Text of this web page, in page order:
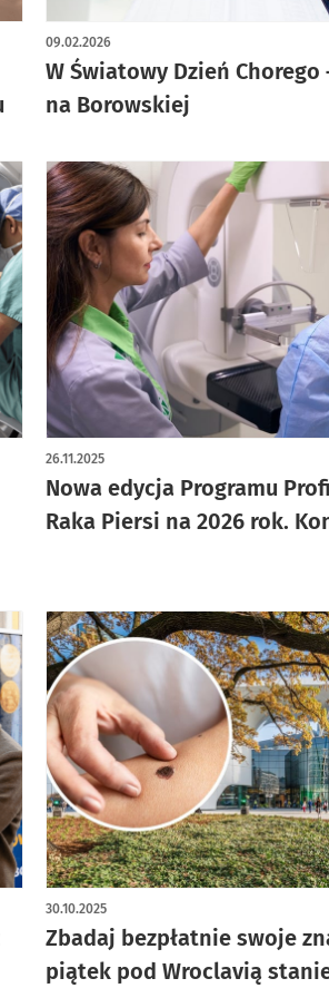
W Światowy Dzień Chorego
na Borowskiej
09.02.2026
Nowa edycja Programu
Raka Piersi na 2026 rok.
26.11.2025
Zbadaj bezpłatnie swoje
piątek pod Wroclavią
30.10.2025